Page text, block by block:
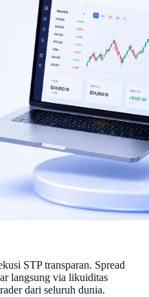
STP transparan. Spread
langsung via likuiditas
dari seluruh dunia.